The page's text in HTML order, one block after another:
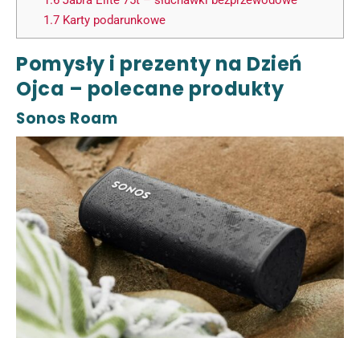
1.7Karty podarunkowe
Pomysły i prezenty na Dzień
Ojca – polecane produkty
Sonos Roam